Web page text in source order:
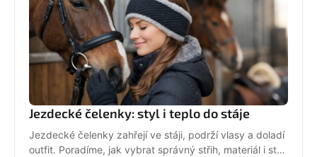
Jezdecké čelenky: styl i teplo do stáje
Jezdecké čelenky zahřejí ve stáji, podrží vlasy a doladí
outfit. Poradíme, jak vybrat správný střih, materiál i styl